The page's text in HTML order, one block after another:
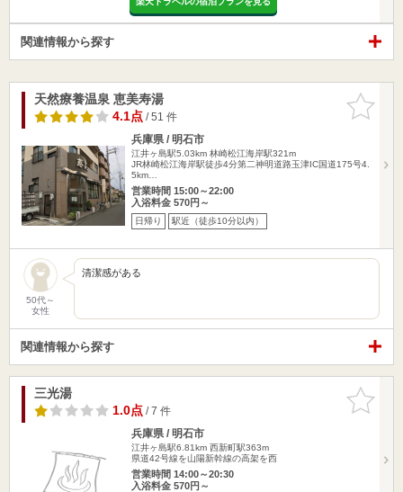
関連情報から探す
お気に入
りに追加
天然療養温泉 恵美寿湯
4.1点/ 51 件
兵庫県 / 明石市
江井ヶ島駅5.03km 林崎松江海岸駅321m
JR林崎松江海岸駅徒歩4分第二神明道路玉津IC国道175号4.
5km…
営業時間 15:00～22:00
入浴料金 570円～
日帰り 駅近（徒歩10分以内）
50代～
女性
清潔感がある
関連情報から探す
お気に入
りに追加
三光湯
1.0点/ 7 件
兵庫県 / 明石市
江井ヶ島駅6.81km 西新町駅363m
県道42号線を山陽新幹線の高架を西
営業時間 14:00～20:30
入浴料金 570円～